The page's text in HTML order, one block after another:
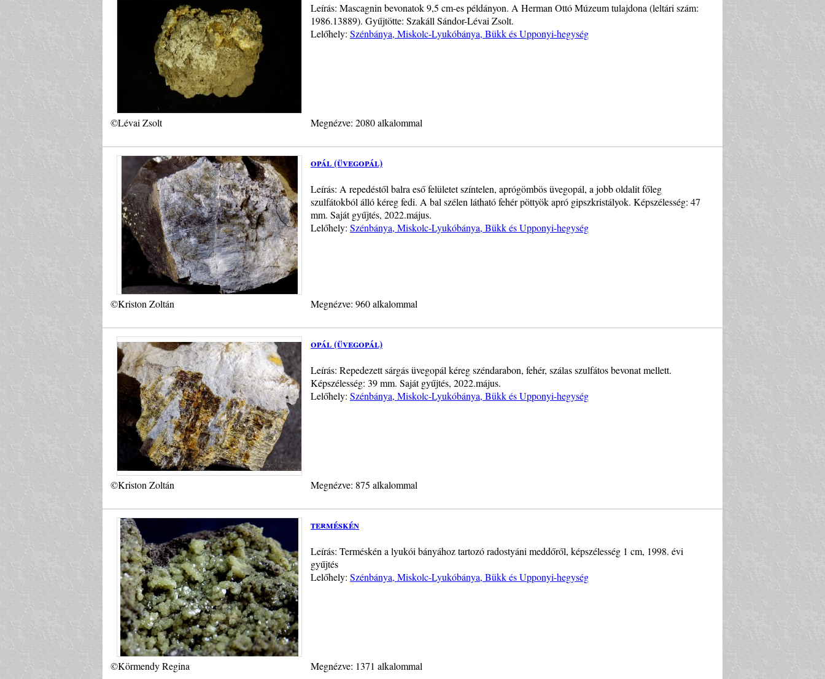
Leírás: Mascagnin bevonatok 9,5 cm-es példányon. A Herman Ottó Múzeum tulajdona (leltári szám:
1986.13889). Gyűjtötte: Szakáll Sándor-Lévai Zsolt.
Lelőhely: Szénbánya, Miskolc-Lyukóbánya, Bükk és Upponyi-hegység
©Lévai Zsolt Megnézve: 2080 alkalommal
opál (üvegopál)
Leírás: A repedéstől balra eső felületet színtelen, aprógömbös üvegopál, a jobb oldalit főleg
szulfátokból álló kéreg fedi. A bal szélen látható fehér pöttyök apró gipszkristályok. Képszélesség: 47
mm. Saját gyűjtés, 2022.május.
Lelőhely: Szénbánya, Miskolc-Lyukóbánya, Bükk és Upponyi-hegység
©Kriston Zoltán Megnézve: 960 alkalommal
opál (üvegopál)
Leírás: Repedezett sárgás üvegopál kéreg széndarabon, fehér, szálas szulfátos bevonat mellett.
Képszélesség: 39 mm. Saját gyűjtés, 2022.május.
Lelőhely: Szénbánya, Miskolc-Lyukóbánya, Bükk és Upponyi-hegység
©Kriston Zoltán Megnézve: 875 alkalommal
terméskén
Leírás: Terméskén a lyukói bányához tartozó radostyáni meddőről, képszélesség 1 cm, 1998. évi
gyűjtés
Lelőhely: Szénbánya, Miskolc-Lyukóbánya, Bükk és Upponyi-hegység
©Körmendy Regina Megnézve: 1371 alkalommal